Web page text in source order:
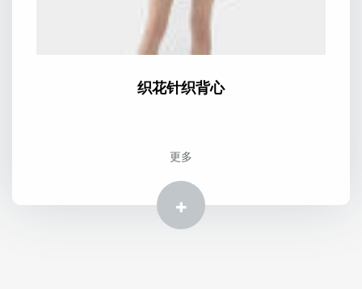
织花针织背心
更多
更多